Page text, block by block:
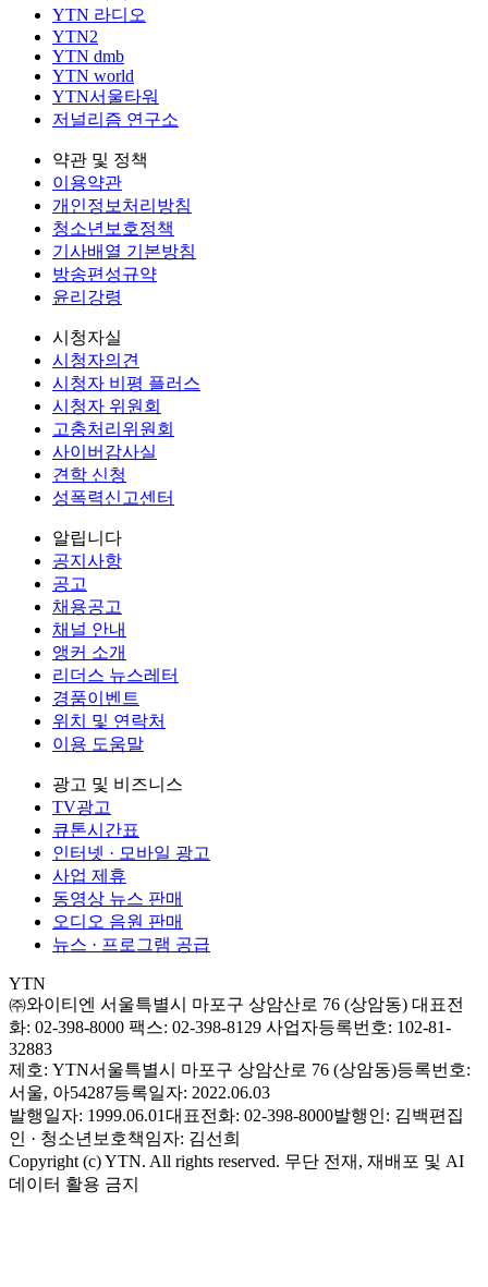
YTN 라디오
YTN2
YTN dmb
YTN world
YTN서울타워
저널리즘 연구소
약관 및 정책
이용약관
개인정보처리방침
청소년보호정책
기사배열 기본방침
방송편성규약
윤리강령
시청자실
시청자의견
시청자 비평 플러스
시청자 위원회
고충처리위원회
사이버감사실
견학 신청
성폭력신고센터
알립니다
공지사항
공고
채용공고
채널 안내
앵커 소개
리더스 뉴스레터
경품이벤트
위치 및 연락처
이용 도움말
광고 및 비즈니스
TV광고
큐톤시간표
인터넷 · 모바일 광고
사업 제휴
동영상 뉴스 판매
오디오 음원 판매
뉴스 · 프로그램 공급
YTN
㈜와이티엔 서울특별시 마포구 상암산로 76 (상암동) 대표전
화: 02-398-8000 팩스: 02-398-8129 사업자등록번호: 102-81-
32883
제호: YTN서울특별시 마포구 상암산로 76 (상암동)등록번호:
서울, 아54287등록일자: 2022.06.03
발행일자: 1999.06.01대표전화: 02-398-8000발행인: 김백편집
인 · 청소년보호책임자: 김선희
Copyright (c) YTN. All rights reserved. 무단 전재, 재배포 및 AI
데이터 활용 금지